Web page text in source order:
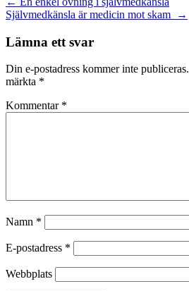
Inläggsnavigering
Självmedkänsla är medicin mot skam
→
Lämna ett svar
Din e-postadress kommer inte publiceras.
märkta *
Kommentar *
Namn *
E-postadress *
Webbplats